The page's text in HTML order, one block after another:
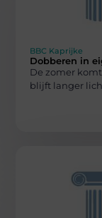
BBC Kaprijke
Dobberen in
De zomer
blijft langer